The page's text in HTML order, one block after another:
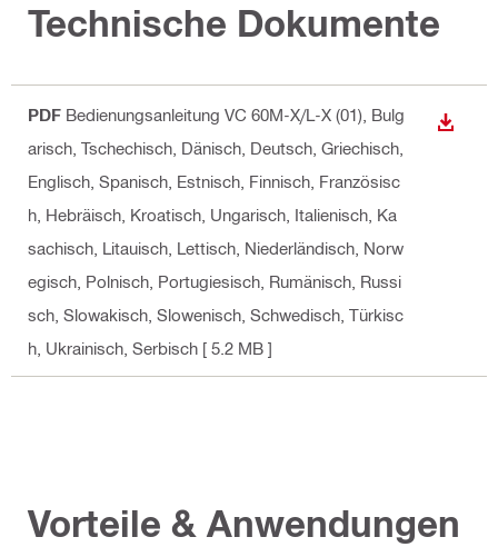
Technische Dokumente
PDF Bedienungsanleitung VC 60M-X/L-X (01) , Bulg
arisch, Tschechisch, Dänisch, Deutsch, Griechisch,
Englisch, Spanisch, Estnisch, Finnisch, Französisc
h, Hebräisch, Kroatisch, Ungarisch, Italienisch, Ka
sachisch, Litauisch, Lettisch, Niederländisch, Norw
egisch, Polnisch, Portugiesisch, Rumänisch, Russi
sch, Slowakisch, Slowenisch, Schwedisch, Türkisc
h, Ukrainisch, Serbisch [ 5.2 MB ]
Vorteile & Anwendungen